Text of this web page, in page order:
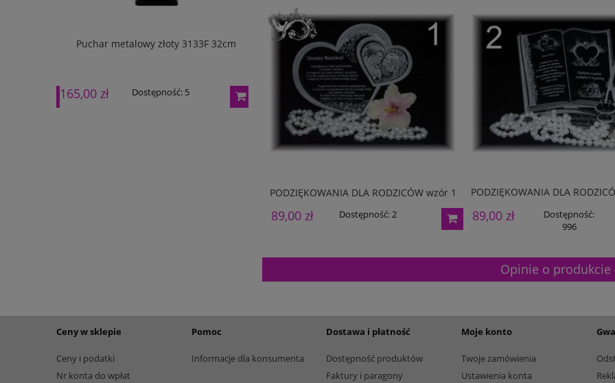
Puchar metalowy złoty 3133F 32cm
165,00 zł Dostępność:5
Puchar metalowy złoty 3133E 37cm
195,00 zł Dostępność:5
Puchar metalowy złoty 2100E 32cm
Dostępność: 5
PODZIĘKOWANIA DLA RODZICÓW wzór 1
89,00 zł Dostępność:2
PODZIĘKOWANIA DLA
89,00 zł
Dostępność:
996
Opinie o produkcie
Ceny w sklepie
Ceny i podatki
Nr konta do wpłat
Pomoc
Informacje dla konsumenta
Dostawa i płatność
Dostępność produktów
Faktury i paragony
Moje konto
Twoje zamówienia
Ustawienia konta